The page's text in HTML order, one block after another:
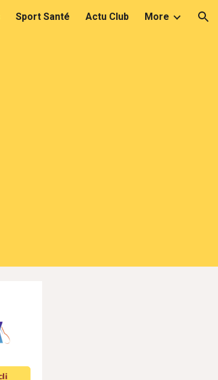
Sport Santé Actu Club More